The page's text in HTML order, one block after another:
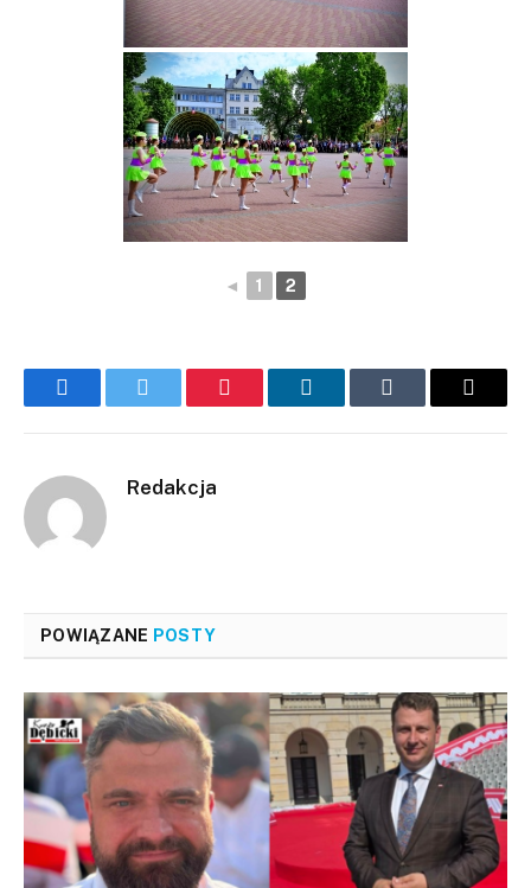
◄ 1 2
FacebookTwitter Pinterest LinkedInTumblr Email
Redakcja
POWIĄZANE POSTY